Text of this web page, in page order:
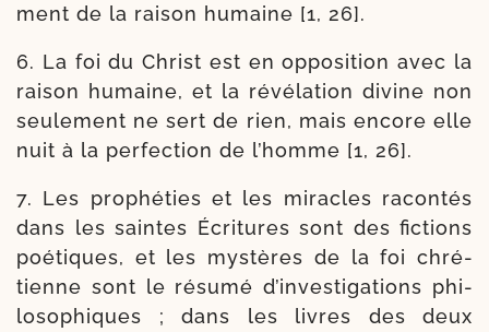
ment de la rai­son humaine [1, 26].
6. La foi du Christ est en oppo­si­tion avec la
rai­son humaine, et la révé­la­tion divine non
seule­ment ne sert de rien, mais encore elle
nuit à la per­fec­tion de l’homme [1, 26].
7. Les pro­phé­ties et les miracles racon­tés
dans les saintes Écritures sont des fic­tions
poé­tiques, et les mys­tères de la foi chré­
tienne sont le résu­mé d’in­ves­ti­ga­tions phi­
lo­so­phiques ; dans les livres des deux